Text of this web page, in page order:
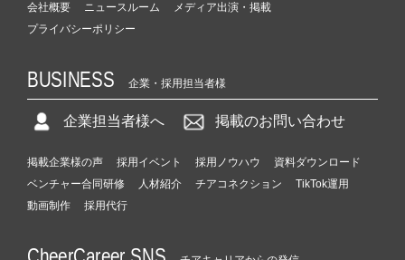
会社概要 ニュースルーム
メディア出演・掲載
プライバシーポリシー
BUSINESS 企業・採用担当者様
企業担当者様へ 掲載のお問い合わせ
掲載企業様の声 採用イベント 採用ノウハウ
資料ダウンロード
ベンチャー合同研修
人材紹介 チアコネクション
TikTok運用
動画制作
採用代行